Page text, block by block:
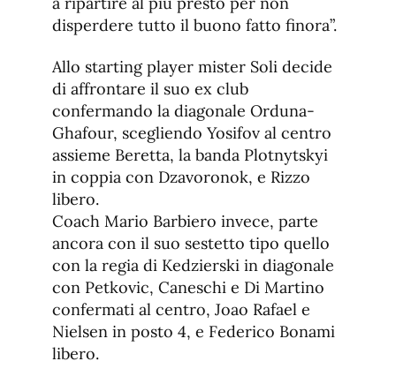
disperdere tutto il buono fatto finora”.
Allo starting player mister Soli decide
di affrontare il suo ex club
confermando la diagonale Orduna-
Ghafour, scegliendo Yosifov al centro
assieme Beretta, la banda Plotnytskyi
in coppia con Dzavoronok, e Rizzo
libero.
Coach Mario Barbiero invece, parte
ancora con il suo sestetto tipo quello
con la regia di Kedzierski in diagonale
con Petkovic, Caneschi e Di Martino
confermati al centro, Joao Rafael e
Nielsen in posto 4, e Federico Bonami
libero.